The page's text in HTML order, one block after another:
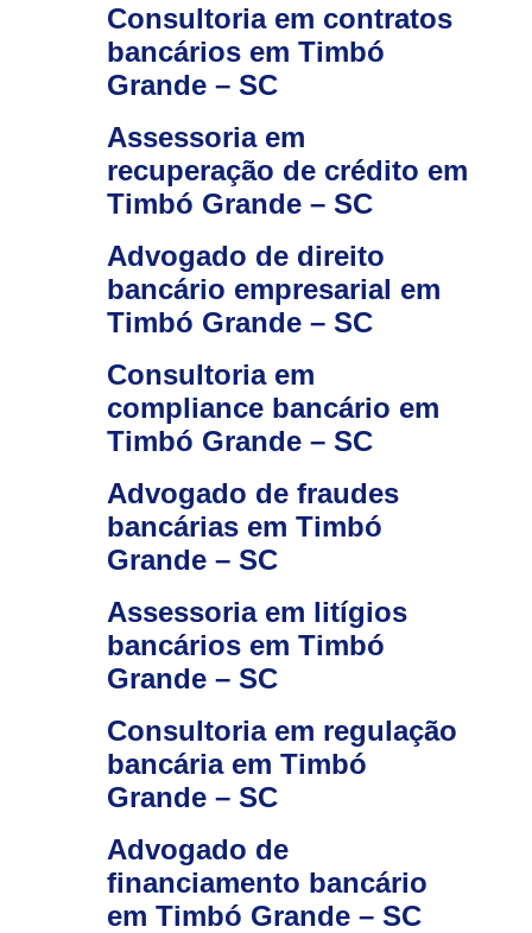
Consultoria em contratos
bancários em Timbó
Grande – SC
Assessoria em
recuperação de crédito em
Timbó Grande – SC
Advogado de direito
bancário empresarial em
Timbó Grande – SC
Consultoria em
compliance bancário em
Timbó Grande – SC
Advogado de fraudes
bancárias em Timbó
Grande – SC
Assessoria em litígios
bancários em Timbó
Grande – SC
Consultoria em regulação
bancária em Timbó
Grande – SC
Advogado de
financiamento bancário
em Timbó Grande – SC